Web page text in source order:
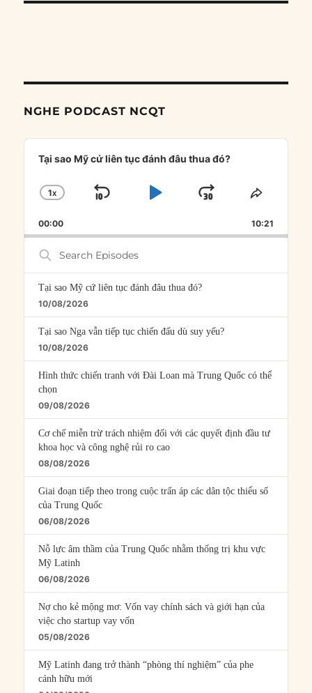
NGHE PODCAST NCQT
Audio
Player
Tại sao Mỹ cứ liên tục đánh đâu thua đó?
CHANGE
RATE
1X
SKIP
PLAYJUMP
FORWARD
SHARE
00:00 10:21
Search
Episodes
Tại sao Mỹ cứ liên tục đánh đâu thua đó?
10/08/2026
Tại sao Nga vẫn tiếp tục chiến đấu dù suy yếu?
10/08/2026
Hình thức chiến tranh với Đài Loan mà Trung Quốc có thể
chọn
09/08/2026
Cơ chế miễn trừ trách nhiệm đối với các quyết định đầu tư
khoa học và công nghệ rủi ro cao
08/08/2026
Giai đoạn tiếp theo trong cuộc trấn áp các dân tộc thiểu số
của Trung Quốc
06/08/2026
Nỗ lực âm thầm của Trung Quốc nhằm thống trị khu vực
Mỹ Latinh
06/08/2026
Nợ cho kẻ mộng mơ: Vốn vay chính sách và giới hạn của
việc cho startup vay vốn
05/08/2026
Mỹ Latinh đang trở thành “phòng thí nghiệm” của phe
cánh hữu mới